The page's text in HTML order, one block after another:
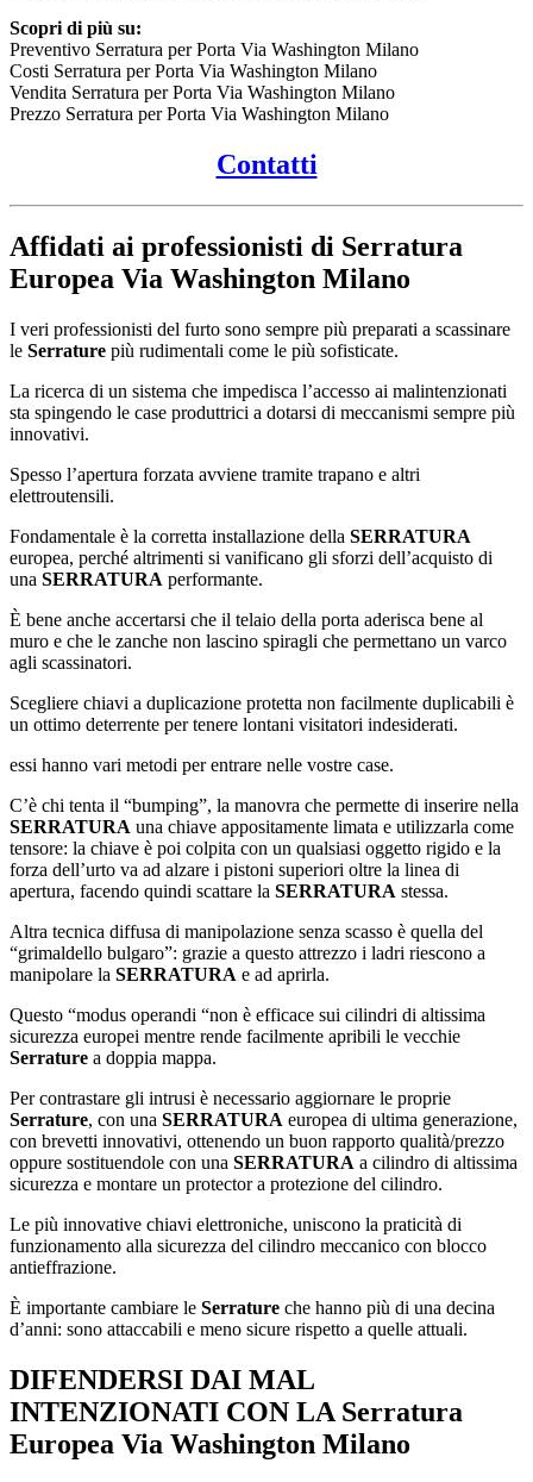
Scopri di più su:
Preventivo Serratura per Porta Via Washington Milano
Costi Serratura per Porta Via Washington Milano
Vendita Serratura per Porta Via Washington Milano
Prezzo Serratura per Porta Via Washington Milano
Contatti
Affidati ai professionisti di Serratura
Europea Via Washington Milano
I veri professionisti del furto sono sempre più preparati a scassinare
le Serrature più rudimentali come le più sofisticate.
La ricerca di un sistema che impedisca l’accesso ai malintenzionati
sta spingendo le case produttrici a dotarsi di meccanismi sempre più
innovativi.
Spesso l’apertura forzata avviene tramite trapano e altri
elettroutensili.
Fondamentale è la corretta installazione della SERRATURA
europea, perché altrimenti si vanificano gli sforzi dell’acquisto di
una SERRATURA performante.
È bene anche accertarsi che il telaio della porta aderisca bene al
muro e che le zanche non lascino spiragli che permettano un varco
agli scassinatori.
Scegliere chiavi a duplicazione protetta non facilmente duplicabili è
un ottimo deterrente per tenere lontani visitatori indesiderati.
essi hanno vari metodi per entrare nelle vostre case.
C’è chi tenta il “bumping”, la manovra che permette di inserire nella
SERRATURA una chiave appositamente limata e utilizzarla come
tensore: la chiave è poi colpita con un qualsiasi oggetto rigido e la
forza dell’urto va ad alzare i pistoni superiori oltre la linea di
apertura, facendo quindi scattare la SERRATURA stessa.
Altra tecnica diffusa di manipolazione senza scasso è quella del
“grimaldello bulgaro”: grazie a questo attrezzo i ladri riescono a
manipolare la SERRATURA e ad aprirla.
Questo “modus operandi “non è efficace sui cilindri di altissima
sicurezza europei mentre rende facilmente apribili le vecchie
Serrature a doppia mappa.
Per contrastare gli intrusi è necessario aggiornare le proprie
Serrature, con una SERRATURA europea di ultima generazione,
con brevetti innovativi, ottenendo un buon rapporto qualità/prezzo
oppure sostituendole con una SERRATURA a cilindro di altissima
sicurezza e montare un protector a protezione del cilindro.
Le più innovative chiavi elettroniche, uniscono la praticità di
funzionamento alla sicurezza del cilindro meccanico con blocco
antieffrazione.
È importante cambiare le Serrature che hanno più di una decina
d’anni: sono attaccabili e meno sicure rispetto a quelle attuali.
DIFENDERSI DAI MAL
INTENZIONATI CON LA Serratura
Europea Via Washington Milano